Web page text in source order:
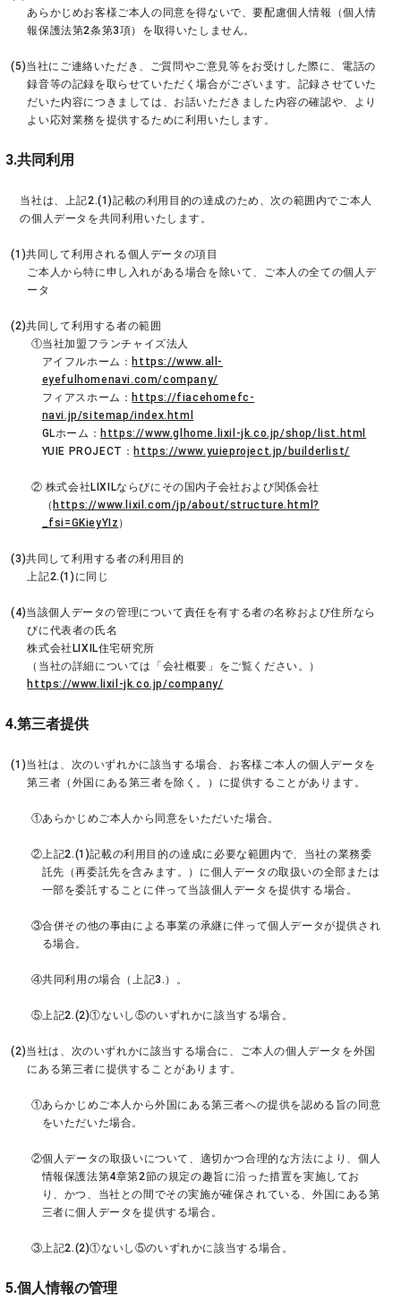
あらかじめお客様ご本人の同意を得ないで、要配慮個人情報（個人情
報保護法第2条第3項）を取得いたしません。
(5)当社にご連絡いただき、ご質問やご意見等をお受けした際に、電話の
録音等の記録を取らせていただく場合がございます。記録させていた
だいた内容につきましては、お話いただきました内容の確認や、より
よい応対業務を提供するために利用いたします。
3.共同利用
当社は、上記2.(1)記載の利用目的の達成のため、次の範囲内でご本人
の個人データを共同利用いたします。
(1)共同して利用される個人データの項目
ご本人から特に申し入れがある場合を除いて、ご本人の全ての個人デ
ータ
(2)共同して利用する者の範囲
①当社加盟フランチャイズ法人
アイフルホーム： https://www.all-
eyefulhomenavi.com/company/
フィアスホーム： https://fiacehomefc-
navi.jp/sitemap/index.html
GLホーム： https://www.glhome.lixil-jk.co.jp/shop/list.html
YUIE PROJECT： https://www.yuieproject.jp/builderlist/
② 株式会社LIXILならびにその国内子会社および関係会社
（ https://www.lixil.com/jp/about/structure.html?
_fsi=GKieyYIz ）
(3)共同して利用する者の利用目的
上記2.(1)に同じ
(4)当該個人データの管理について責任を有する者の名称および住所なら
びに代表者の氏名
株式会社LIXIL住宅研究所
（当社の詳細については「会社概要」をご覧ください。）
https://www.lixil-jk.co.jp/company/
4.第三者提供
(1)当社は、次のいずれかに該当する場合、お客様ご本人の個人データを
第三者（外国にある第三者を除く。）に提供することがあります。
①あらかじめご本人から同意をいただいた場合。
②上記2.(1)記載の利用目的の達成に必要な範囲内で、当社の業務委
託先（再委託先を含みます。）に個人データの取扱いの全部または
一部を委託することに伴って当該個人データを提供する場合。
③合併その他の事由による事業の承継に伴って個人データが提供され
る場合。
④共同利用の場合（上記3.）。
⑤上記2.(2)①ないし⑤のいずれかに該当する場合。
(2)当社は、次のいずれかに該当する場合に、ご本人の個人データを外国
にある第三者に提供することがあります。
①あらかじめご本人から外国にある第三者への提供を認める旨の同意
をいただいた場合。
②個人データの取扱いについて、適切かつ合理的な方法により、個人
情報保護法第4章第2節の規定の趣旨に沿った措置を実施してお
り、かつ、当社との間でその実施が確保されている、外国にある第
三者に個人データを提供する場合。
③上記2.(2)①ないし⑤のいずれかに該当する場合。
5.個人情報の管理